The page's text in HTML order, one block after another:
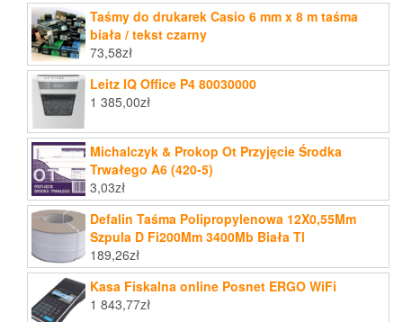
Taśmy do drukarek Casio 6 mm x 8 m taśma
biała / tekst czarny
73,58zł
Leitz IQ Office P4 80030000
1 385,00zł
Michalczyk & Prokop Ot Przyjęcie Środka
Trwałego A6 (420-5)
3,03zł
Defalin Taśma Polipropylenowa 12X0,55Mm
Szpula D Fi200Mm 3400Mb Biała Tl
189,26zł
Kasa Fiskalna online Posnet ERGO WiFi
1 843,77zł